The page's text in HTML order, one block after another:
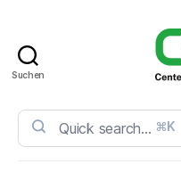
Suchen
⌘K